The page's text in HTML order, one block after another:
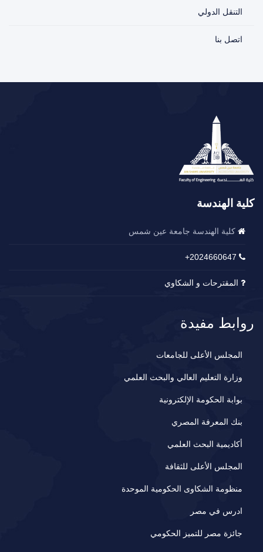
التنقل الدولي
اتصل بنا
كلية الهندسة
كلية الهندسة جامعة عين شمس
2024660647+
المقترحات و الشكاوي
روابط مفيدة
المجلس الأعلى للجامعات
وزارة التعليم العالي والبحث العلمي
بوابة الحكومة الإلكترونية
بنك المعرفة المصري
أكاديمية البحث العلمي
المجلس الأعلى للثقافة
منظومة الشكاوى الحكومية الموحدة
ادرس في مصر
جائزة مصر للتميز الحكومي